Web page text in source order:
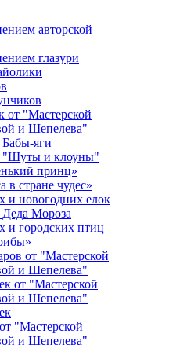
авторской
глазури
от "Мастерской
и Шепелева"
яги
"Шуты и клоуны"
принц»
в стране чудес»
и новогодних елок
Мороза
и городских птиц
от "Мастерской
и Шепелева"
от "Мастерской
и Шепелева"
"Мастерской
и Шепелева"